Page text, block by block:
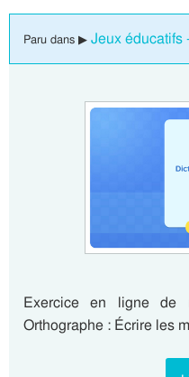
Paru dans ▶ Jeux éducatifs
Exercice en ligne de
Orthographe : Écrire les